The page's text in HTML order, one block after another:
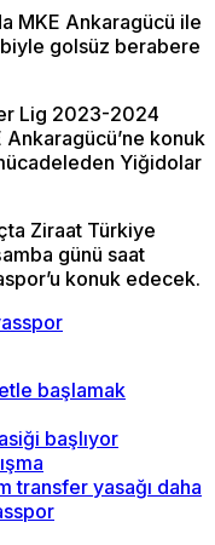
MKE Ankaragücü ile
golsüz berabere
Lig 2023-2024
Ankaragücü’ne konuk
Yiğidolar
Ziraat Türkiye
günü saat
konuk edecek.
başlamak
başlıyor
transfer yasağı daha